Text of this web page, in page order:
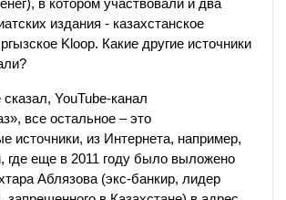
в котором участвовали и два
издания - казахстанское
Kloop. Какие другие источники
YouTube-канал
все остальное – это
источники, из Интернета, например,
где еще в 2011 году было выложено
Аблязова (экс-банкир, лидер